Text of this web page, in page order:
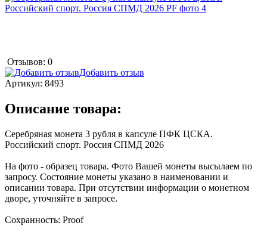
Отзывов: 0
Добавить отзыв
Артикул: 8493
Описание товара:
Серебряная монета 3 рубля в капсуле ПФК ЦСКА.
Российский спорт. Россия СПМД 2026
На фото - образец товара. Фото Вашей монеты высылаем по
запросу. Состояние монеты указано в наименовании и
описании товара. При отсутствии информации о монетном
дворе, уточняйте в запросе.
Сохранность: Proof